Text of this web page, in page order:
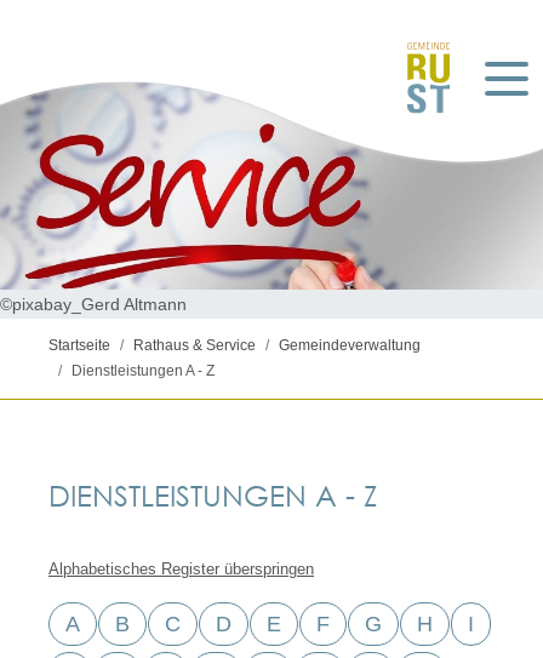
©pixabay_Gerd Altmann
Startseite Rathaus & Service
Gemeindeverwaltung
Dienstleistungen A - Z
DIENSTLEISTUNGEN A - Z
Alphabetisches Register überspringen
A B C D E F G H I